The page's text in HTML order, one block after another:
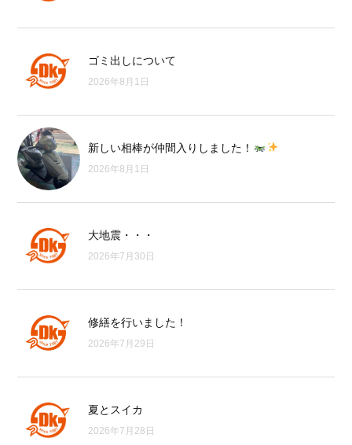
ゴミ出しについて
2026年8月1日
新しい相棒が仲間入りしました！
2026年8月1日
大地震・・・
2026年7月30日
修繕を行いました！
2026年7月29日
夏とスイカ
2026年7月28日